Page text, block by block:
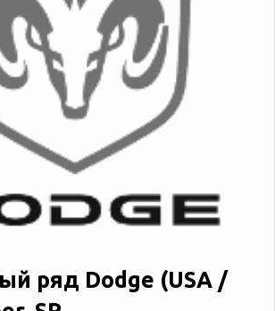
ряд Dodge (USA /